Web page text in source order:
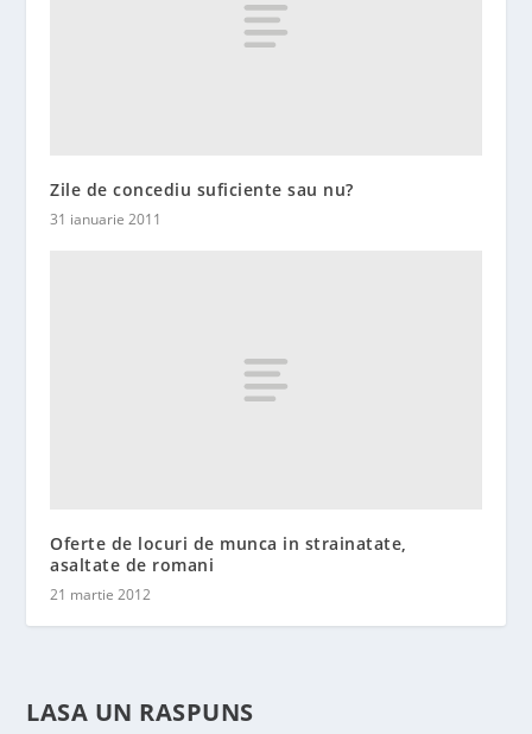
Zile de concediu suficiente sau nu?
31 ianuarie 2011
Oferte de locuri de munca in strainatate,
asaltate de romani
21 martie 2012
LASA UN RASPUNS